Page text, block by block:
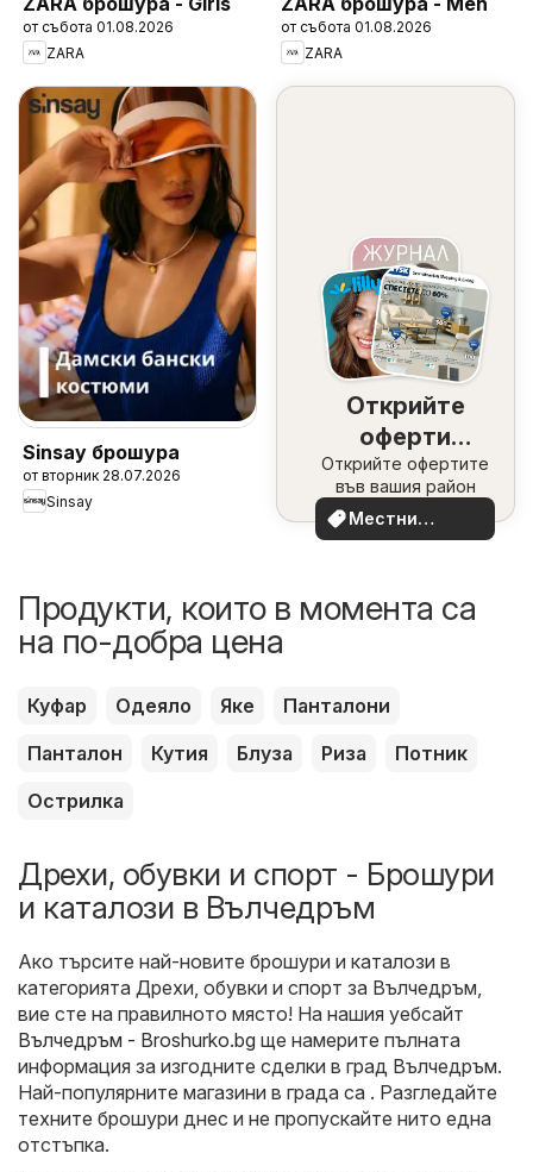
от събота 01.08.2026
ZARA
от събота 01.08.2026
ZARA
Sinsay брошура
от вторник 28.07.2026
Sinsay
Открийте
оферти
наблизо
Открийте офертите
във вашия район
Местни
оферти
Продукти, които в момента са
на по-добра цена
Куфар Одеяло Яке
Панталони
Панталон
Кутия Блуза Риза
Потник
Острилка
Дрехи, обувки и спорт - Брошури
и каталози в Вълчедръм
Ако търсите най-новите брошури и каталози в
категорията Дрехи, обувки и спорт за Вълчедръм,
вие сте на правилното място! На нашия уебсайт
Вълчедръм - Broshurko.bg ще намерите пълната
информация за изгодните сделки в град Вълчедръм.
Най-популярните магазини в града са . Разгледайте
техните брошури днес и не пропускайте нито една
отстъпка.